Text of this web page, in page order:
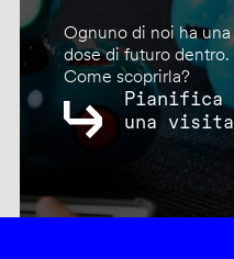
Ognuno di noi ha una
dose di futuro dentro.
Come scoprirla?
Pianifica
una visita